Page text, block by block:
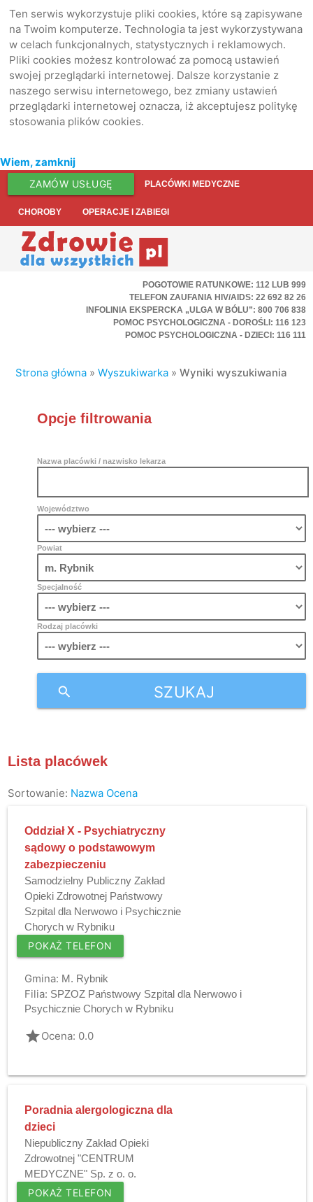
Ten serwis wykorzystuje pliki cookies, które są zapisywane
na Twoim komputerze. Technologia ta jest wykorzystywana
w celach funkcjonalnych, statystycznych i reklamowych.
Pliki cookies możesz kontrolować za pomocą ustawień
swojej przeglądarki internetowej. Dalsze korzystanie z
naszego serwisu internetowego, bez zmiany ustawień
przeglądarki internetowej oznacza, iż akceptujesz politykę
stosowania plików cookies.
Wiem, zamknij
ZAMÓW USŁUGĘ PLACÓWKI MEDYCZNE
CHOROBY OPERACJE I ZABIEGI
POGOTOWIE RATUNKOWE: 112 LUB 999
TELEFON ZAUFANIA HIV/AIDS: 22 692 82 26
INFOLINIA EKSPERCKA „ULGA W BÓLU”: 800 706 838
POMOC PSYCHOLOGICZNA - DOROŚLI: 116 123
POMOC PSYCHOLOGICZNA - DZIECI: 116 111
Strona główna »Wyszukiwarka »Wyniki wyszukiwania
Opcje filtrowania
Nazwa placówki / nazwisko lekarza
Województwo
Powiat
Specjalność
Rodzaj placówki
SZUKAJ
search
Lista placówek
Sortowanie: Nazwa Ocena
Oddział X - Psychiatryczny
sądowy o podstawowym
zabezpieczeniu
Samodzielny Publiczny Zakład
Opieki Zdrowotnej Państwowy
Szpital dla Nerwowo i Psychicznie
Chorych w Rybniku
POKAŻ TELEFON
Gmina: M. Rybnik
Filia: SPZOZ Państwowy Szpital dla Nerwowo i
Psychicznie Chorych w Rybniku
gradeOcena: 0.0
Poradnia alergologiczna dla
dzieci
Niepubliczny Zakład Opieki
Zdrowotnej "CENTRUM
MEDYCZNE" Sp. z o. o.
POKAŻ TELEFON